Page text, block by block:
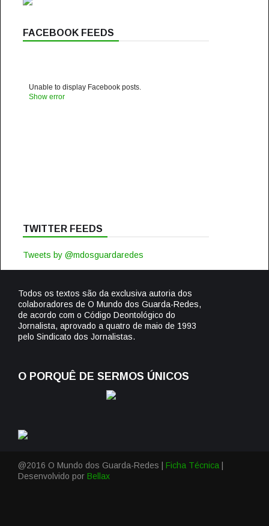
FACEBOOK FEEDS
Unable to display Facebook posts.
Show error
TWITTER FEEDS
Tweets by @mdosguardaredes
Todos os textos são da exclusiva autoria dos
colaboradores de O Mundo dos Guarda-Redes,
de acordo com o Código Deontológico do
Jornalista, aprovado a quatro de maio de 1993
pelo Sindicato dos Jornalistas.
O PORQUÊ DE SERMOS ÚNICOS
@2016 O Mundo dos Guarda-Redes | Ficha Técnica
Desenvolvido por Bellax